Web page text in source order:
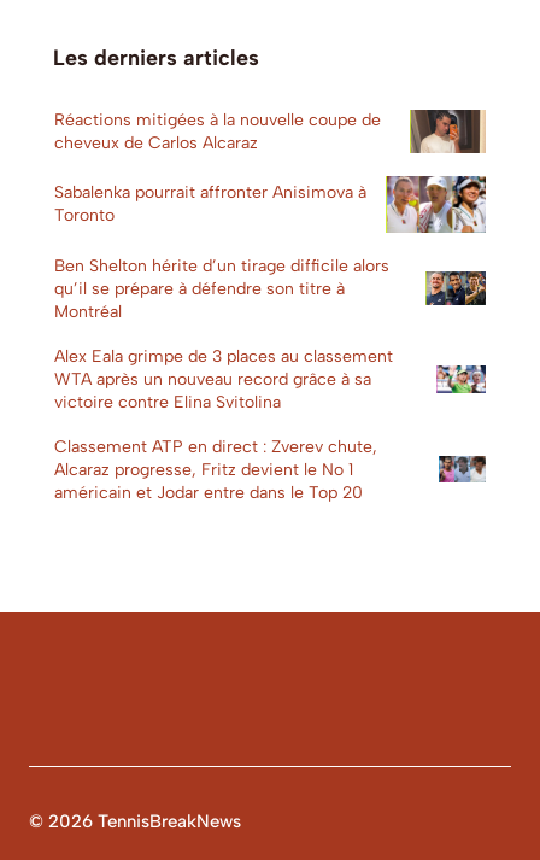
Les derniers articles
Réactions mitigées à la nouvelle coupe de
cheveux de Carlos Alcaraz
Sabalenka pourrait affronter Anisimova à
Toronto
Ben Shelton hérite d’un tirage difficile alors
qu’il se prépare à défendre son titre à
Montréal
Alex Eala grimpe de 3 places au classement
WTA après un nouveau record grâce à sa
victoire contre Elina Svitolina
Classement ATP en direct : Zverev chute,
Alcaraz progresse, Fritz devient le No 1
américain et Jodar entre dans le Top 20
© 2026 TennisBreakNews